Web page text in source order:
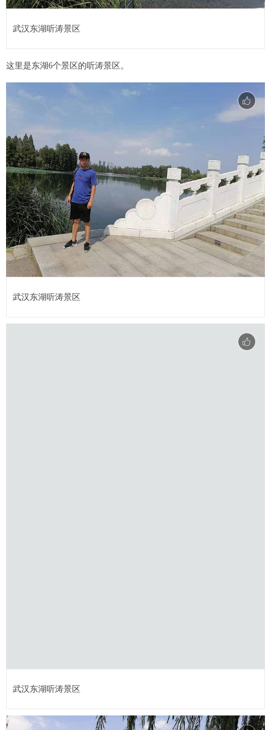
武汉东湖听涛景区
这里是东湖6个景区的听涛景区。
武汉东湖听涛景区
武汉东湖听涛景区